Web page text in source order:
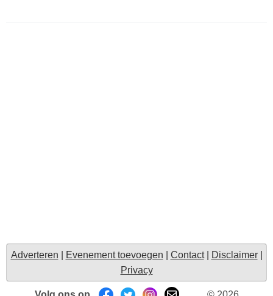
Adverteren Evenement toevoegen Contact| Disclaimer|
Privacy